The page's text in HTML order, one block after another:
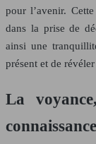
pour l’avenir.
dans la prise de
ainsi une
présent et de révéler
La